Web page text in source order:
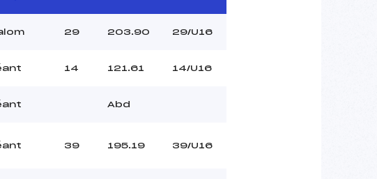
29 203.90 29/U16
14 121.61 14/U16
Abd
39 195.19 39/U16